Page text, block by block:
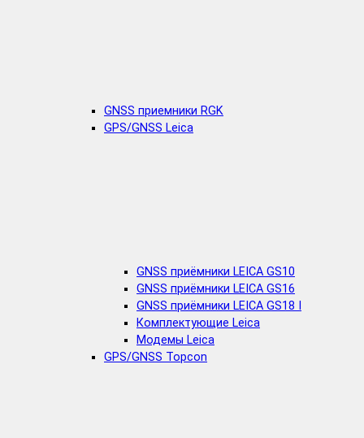
GNSS приемники RGK
GPS/GNSS Leica
GNSS приёмники LEICA GS10
GNSS приёмники LEICA GS16
GNSS приёмники LEICA GS18 I
Комплектующие Leica
Модемы Leica
GPS/GNSS Topcon